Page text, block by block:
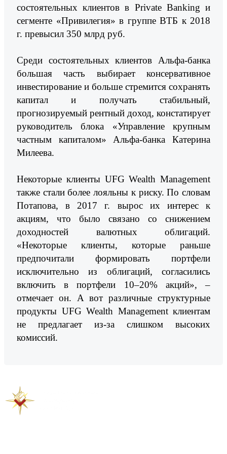
состоятельных клиентов в Private Banking и
сегменте «Привилегия» в группе ВТБ к 2018
г. превысил 350 млрд руб.
Среди состоятельных клиентов Альфа-банка
большая часть выбирает консервативное
инвестирование и больше стремится сохранять
капитал и получать стабильный,
прогнозируемый рентный доход, констатирует
руководитель блока «Управление крупным
частным капиталом» Альфа-банка Катерина
Милеева.
Некоторые клиенты UFG Wealth Management
также стали более лояльны к риску. По словам
Потапова, в 2017 г. вырос их интерес к
акциям, что было связано со снижением
доходностей валютных облигаций.
«Некоторые клиенты, которые раньше
предпочитали формировать портфели
исключительно из облигаций, согласились
включить в портфели 10–20% акций», –
отмечает он. А вот различные структурные
продукты UFG Wealth Management клиентам
не предлагает из-за слишком высоких
комиссий.